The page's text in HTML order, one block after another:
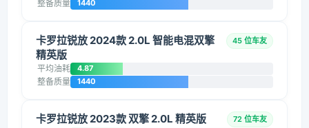
整备质量 1440
卡罗拉锐放 2024款 2.0L 智能电混双擎
精英版
45 位车友
平均油耗 4.87
整备质量 1440
卡罗拉锐放 2023款 双擎 2.0L 精英版 72 位车友